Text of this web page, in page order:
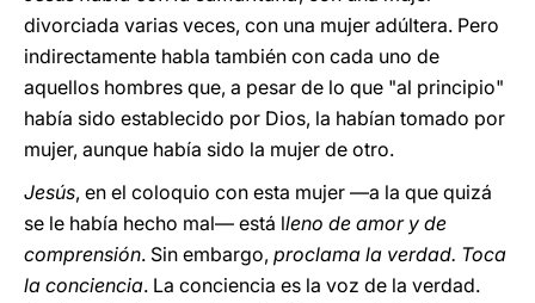
divorciada varias veces, con una mujer adúltera. Pero
indirectamente habla también con cada uno de
aquellos hombres que, a pesar de lo que "al principio"
había sido establecido por Dios, la habían tomado por
mujer, aunque había sido la mujer de otro.
Jesús, en el coloquio con esta mujer —a la que quizá
se le había hecho mal— está lleno de amor y de
comprensión. Sin embargo, proclama la verdad. Toca
la conciencia. La conciencia es la voz de la verdad.